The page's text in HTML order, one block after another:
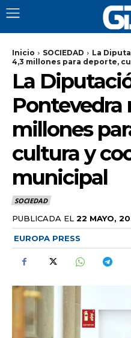
Inicio SOCIEDAD
La
4,3 millones para deporte,
La
Pontevedra
millones
cultura y
municipal
SOCIEDAD
PUBLICADA EL 22 MAYO,
EUROPA PRESS